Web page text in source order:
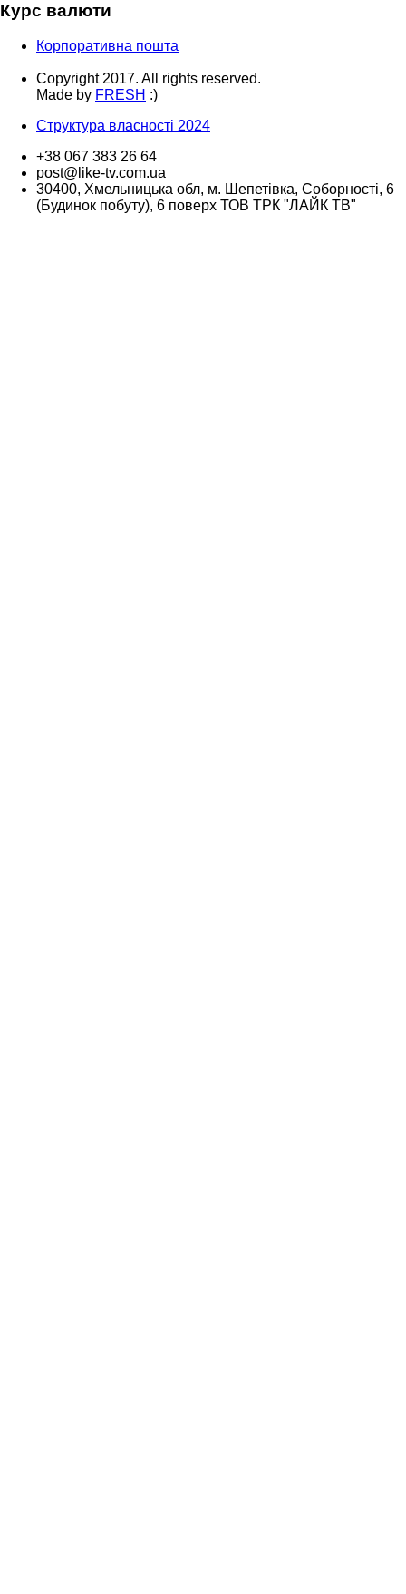
Курс валюти
Корпоративна пошта
Copyright 2017. All rights reserved.
Made by FRESH :)
Структура власності 2024
+38 067 383 26 64
post@like-tv.com.ua
30400, Хмельницька обл, м. Шепетівка, Соборності, 6
(Будинок побуту), 6 поверх ТОВ ТРК "ЛАЙК ТВ"